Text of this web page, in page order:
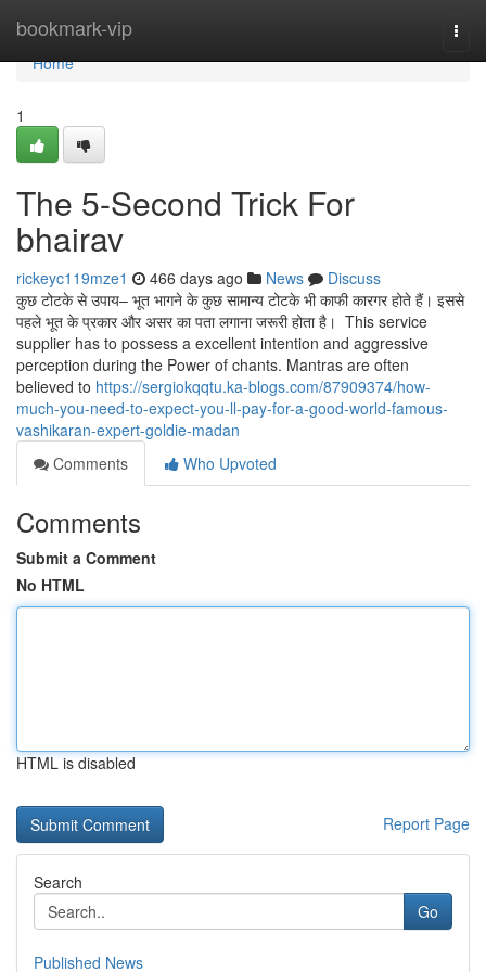
bookmark-vip
Home
Home
1
The 5-Second Trick For
bhairav
rickeyc119mze1 466 days ago News
Discuss
कुछ टोटके से उपाय– भूत भागने के कुछ सामान्य टोटके भी काफी कारगर होते हैं। इससे
पहले भूत के प्रकार और असर का पता लगाना जरूरी होता है। This service
supplier has to possess a excellent intention and aggressive
perception during the Power of chants. Mantras are often
believed to https://sergiokqqtu.ka-blogs.com/87909374/how-
much-you-need-to-expect-you-ll-pay-for-a-good-world-famous-
vashikaran-expert-goldie-madan
Comments
Who Upvoted
Comments
Submit a Comment
No HTML
HTML is disabled
Report Page
Search
Go
Published News